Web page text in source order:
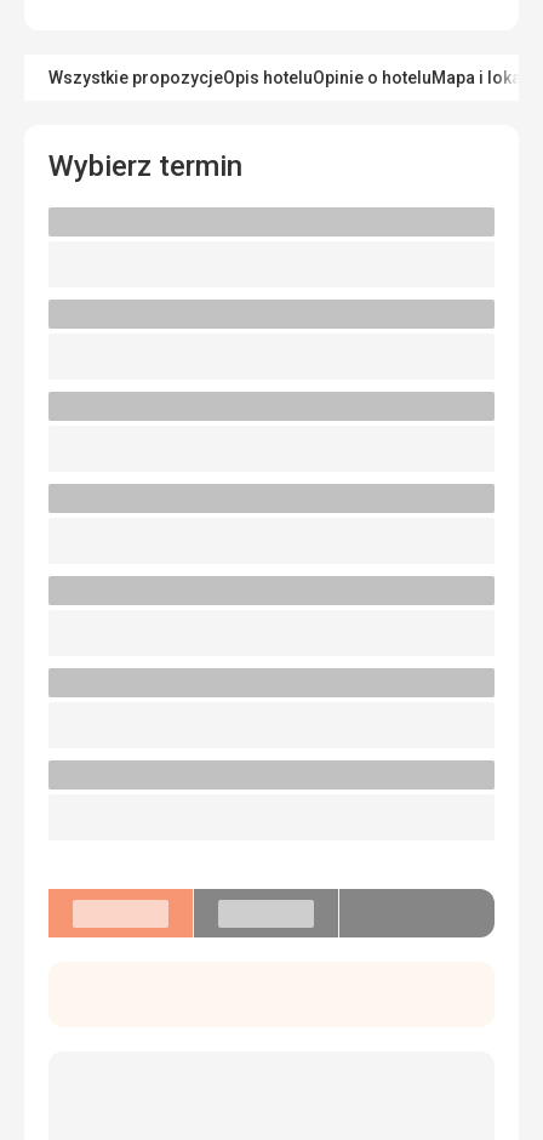
Wszystkie propozycjeOpis hoteluOpinie o hoteluMapa i
Wybierz termin